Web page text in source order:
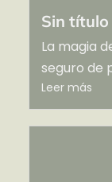
Sin título
La magia
seguro de
Leer más